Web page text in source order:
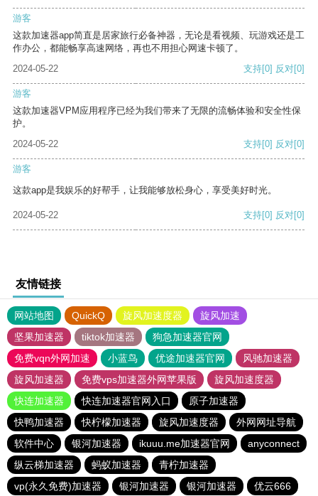
游客
这款加速器app简直是居家旅行必备神器，无论是看视频、玩游戏还是工
作办公，都能畅享高速网络，再也不用担心网速卡顿了。
2024-05-22
支持[0] 反对[0]
游客
这款加速器VPM应用程序已经为我们带来了无限的流畅体验和安全性保
护。
2024-05-22
支持[0] 反对[0]
游客
这款app是我娱乐的好帮手，让我能够放松身心，享受美好时光。
2024-05-22 支持[0] 反对[0]
友情链接
网站地图 QuickQ 旋风加速度器
旋风加速
坚果加速器
tiktok加速器
狗急加速器官网
免费vqn外网加速
小蓝鸟 优途加速器官网
风驰加速器
旋风加速器
免费vps加速器外网苹果版
旋风加速度器
快连加速器
快连加速器官网入口
原子加速器
快鸭加速器
快柠檬加速器 旋风加速度器
外网网址导航
软件中心
银河加速器 ikuuu.me加速器官网
anyconnect
纵云梯加速器
蚂蚁加速器
青柠加速器
vp(永久免费)加速器
银河加速器 银河加速器 优云666